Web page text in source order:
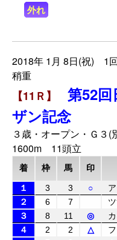
外れ
2018年 1月 8日(祝) 1
稍重
【11Ｒ】 第52
ザン記念
３歳・オープン・Ｇ
1600m 11頭立
着 枠 馬 印
１ 3 3 ○
２
6 7
３
8 11 ◎
４
2 2 △